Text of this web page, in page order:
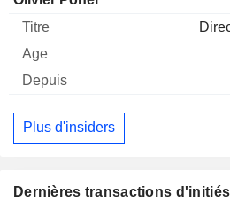
Plus d'insiders
Dernières transactions d'initiés